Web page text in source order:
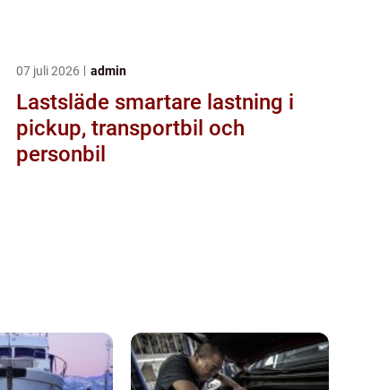
07 juli 2026 admin
Lastsläde smartare lastning i
pickup, transportbil och
personbil